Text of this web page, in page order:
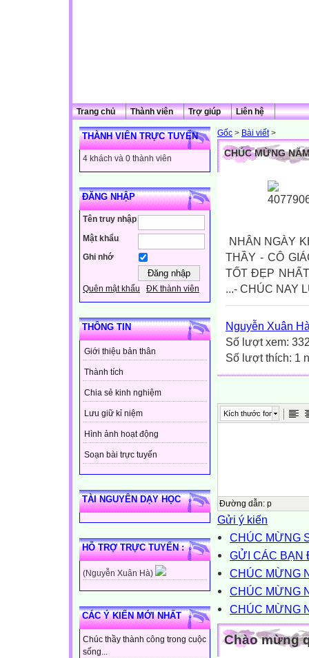
Trang chủ Thành viên Trợ giúp Liên hệ
THÀNH VIÊN TRỰC TUYẾN
4 khách và 0 thành viên
ĐĂNG NHẬP
Tên truy nhập
Mật khẩu
Ghi nhớ
Quên mật khẩu ĐK thành viên
THÔNG TIN
Giới thiệu bản thân
Thành tích
Chia sẻ kinh nghiệm
Lưu giữ kỉ niệm
Hình ảnh hoạt động
Soạn bài trực tuyến
TÀI NGUYÊN DẠY HỌC
HỖ TRỢ TRỰC TUYẾN :
(Nguyễn Xuân Hà)
CÁC Ý KIẾN MỚI NHẤT
Chúc thầy thành công trong cuộc
sống...
Gốc > Bài viết>
CHÚC MỪNG
NHÂN NGÀY
THẦY - CÔ
TỐT ĐẸP
...- CHÚC NAY
Nguyễn Xuân
Số lượt xem:
Số lượt thích: 1
Kích thước font
Đường dẫn: p
Gửi ý kiến
CHÚC MỪNG
GỬI CÁC BẠN
CHÚC MỪNG
CHÚC MỪNG
CHÚC MỪNG
Chào mừng